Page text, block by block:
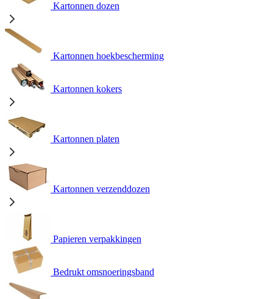
Kartonnen dozen
Kartonnen hoekbescherming
Kartonnen kokers
Kartonnen platen
Kartonnen verzenddozen
Papieren verpakkingen
Bedrukt omsnoeringsband